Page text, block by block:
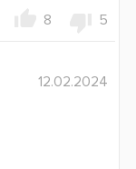
8 5
12.02.2024